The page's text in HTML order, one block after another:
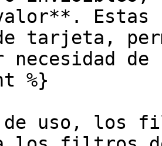
Estas
tarjeta,
necesidad
%}
de uso, los